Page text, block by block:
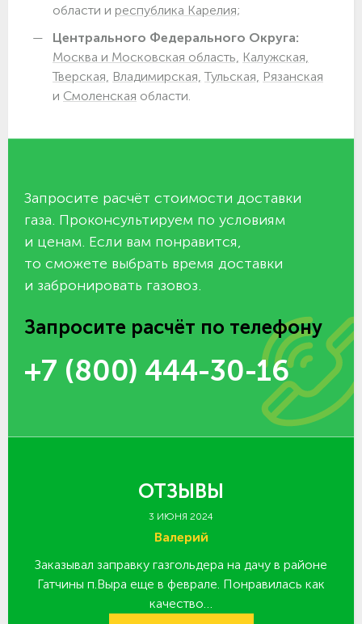
области и республика Карелия;
Центрального Федерального Округа:
Москва и Московская область, Калужская,
Тверская, Владимирская, Тульская, Рязанская
и Смоленская области.
Запросите расчёт стоимости доставки
газа. Проконсультируем по условиям
и ценам. Если вам понравится,
то сможете выбрать время доставки
и забронировать газовоз.
Запросите расчёт по телефону
+7 (800) 444-30-16
ОТЗЫВЫ
3 ИЮНЯ 2024
Валерий
Заказывал заправку газгольдера на дачу в районе
Гатчины п.Выра еще в феврале. Понравилась как
качество…